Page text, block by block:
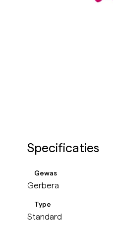
Specificaties
Gewas
Gerbera
Type
Standard